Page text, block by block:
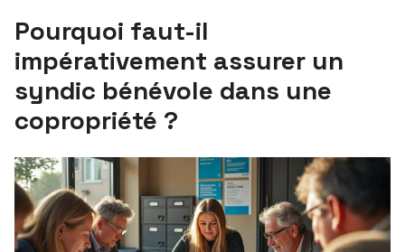
Pourquoi faut-il
impérativement assurer un
syndic bénévole dans une
copropriété ?